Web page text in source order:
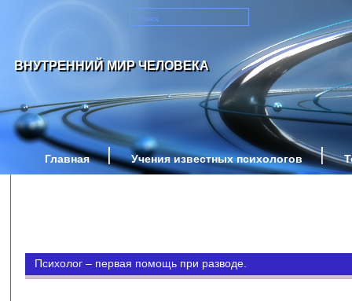
ВНУТРЕННИЙ МИР ЧЕЛОВЕКА
Главная Учения известных психологов
Психолог – первая помощь при разводе.